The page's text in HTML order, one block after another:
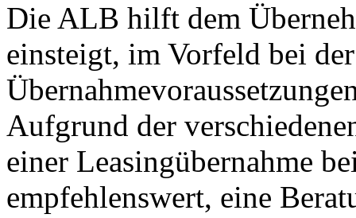
Die ALB hilft dem
einsteigt, im Vorfeld bei
Aufgrund der
einer Leasingübernahme
empfehlenswert, eine